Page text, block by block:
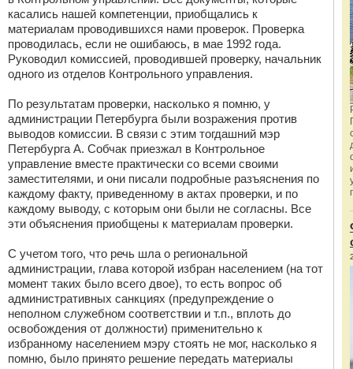
касались нашей компетенции, приобщались к
материалам проводившихся нами проверок. Проверка
проводилась, если не ошибаюсь, в мае 1992 года.
Руководил комиссией, проводившей проверку, начальник
одного из отделов Контрольного управления.
По результатам проверки, насколько я помню, у
администрации Петербурга были возражения против
выводов комиссии. В связи с этим тогдашний мэр
Петербурга А. Собчак приезжал в Контрольное
управление вместе практически со всеми своими
заместителями, и они писали подробные разъяснения по
каждому факту, приведенному в актах проверки, и по
каждому выводу, с которым они были не согласны. Все
эти объяснения приобщены к материалам проверки.
С учетом того, что речь шла о региональной
администрации, глава которой избран населением (на тот
момент таких было всего двое), то есть вопрос об
административных санкциях (предупреждение о
неполном служебном соответствии и т.п., вплоть до
освобождения от должности) применительно к
избранному населением мэру стоять не мог, насколько я
помню, было принято решение передать материалы